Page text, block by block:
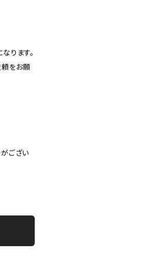
ります。
をお願
ござい